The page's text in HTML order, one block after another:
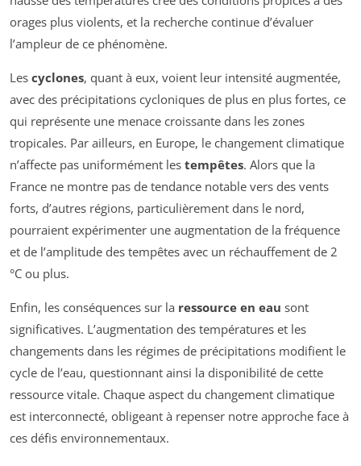
orages plus violents, et la recherche continue d’évaluer
l’ampleur de ce phénomène.
Les cyclones, quant à eux, voient leur intensité augmentée,
avec des précipitations cycloniques de plus en plus fortes, ce
qui représente une menace croissante dans les zones
tropicales. Par ailleurs, en Europe, le changement climatique
n’affecte pas uniformément les tempêtes. Alors que la
France ne montre pas de tendance notable vers des vents
forts, d’autres régions, particulièrement dans le nord,
pourraient expérimenter une augmentation de la fréquence
et de l’amplitude des tempêtes avec un réchauffement de 2
°C ou plus.
Enfin, les conséquences sur la ressource en eau sont
significatives. L’augmentation des températures et les
changements dans les régimes de précipitations modifient le
cycle de l’eau, questionnant ainsi la disponibilité de cette
ressource vitale. Chaque aspect du changement climatique
est interconnecté, obligeant à repenser notre approche face à
ces défis environnementaux.